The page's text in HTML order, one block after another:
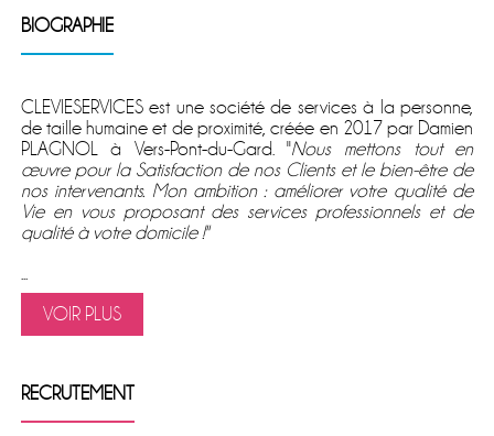
BIOGRAPHIE
CLEVIESERVICES est une société de services à la personne,
de taille humaine et de proximité, créée en 2017 par Damien
PLAGNOL à Vers-Pont-du-Gard. ''Nous mettons tout en
œuvre pour la Satisfaction de nos Clients et le bien-être de
nos intervenants. Mon ambition : améliorer votre qualité de
Vie en vous proposant des services professionnels et de
qualité à votre domicile !''
...
VOIR PLUS
RECRUTEMENT